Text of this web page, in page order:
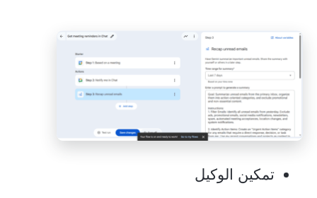
تمكين الوكيل